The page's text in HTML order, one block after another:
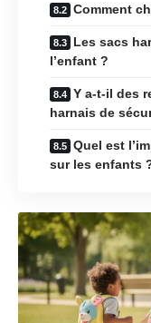
Comment
Les sacs
l’enfant ?
Y a-t-il des
harnais de
Quel est
sur les enfants